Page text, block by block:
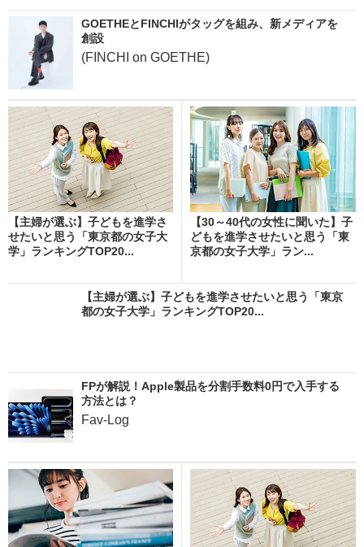
GOETHEとFINCHIがタッグを組み、新メディアを
創設
(FINCHI on GOETHE)
【主婦が選ぶ】子どもを進学さ
せたいと思う「東京都の女子大
学」ランキングTOP20...
【30～40代の女性に聞いた】子
どもを進学させたいと思う「東
京都の女子大学」ラン...
【主婦が選ぶ】子どもを進学させたいと思う「東京
都の女子大学」ランキングTOP20...
FPが解説！Apple製品を分割手数料0円で入手する
方法とは？
Fav-Log